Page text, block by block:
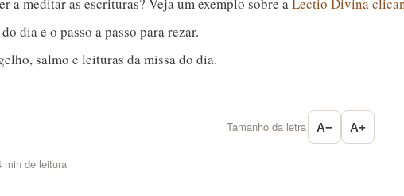
dia e o passo a passo para rezar.
salmo e leituras da missa do dia.
Tamanho da letra A− A+
min de leitura